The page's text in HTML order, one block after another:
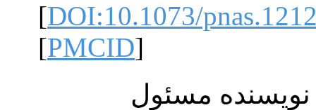
[DOI:10.1073/
[PMCID
مسئول